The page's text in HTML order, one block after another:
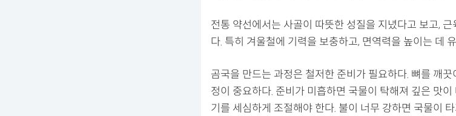
전통 약선에서는 사골이 따뜻한 성질을 지녔다고 보고,
다. 특히 겨울철에 기력을 보충하고, 면역력을 높이는 데
곰국을 만드는 과정은 철저한 준비가 필요하다. 뼈를 깨
정이 중요하다. 준비가 미흡하면 국물이 탁해져 깊은 맛이
기를 세심하게 조절해야 한다. 불이 너무 강하면 국물이